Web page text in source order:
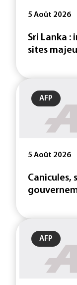
5 Août 2026
Sri Lanka :
sites
AFP
5 Août 2026
Canicules,
AFP